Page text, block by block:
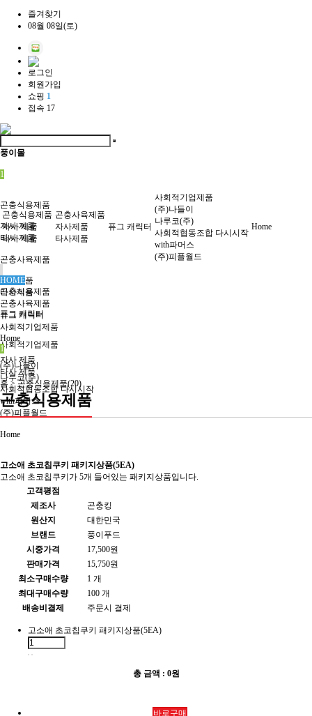
즐겨찾기
08월 08일(토)
로그인
회원가입
쇼핑 1
접속 17
풍이몰
1
곤충식용제품
자사 제품
타사 제품
곤충사육제품
자사제품
타사제품
퓨그 캐릭터
사회적기업제품
(주)나들이
나루코(주)
사회적협동조합 다시시작
with파머스
(주)피플월드
Home
곤충식용제품
자사 제품
타사 제품
곤충사육제품
자사제품
타사제품
퓨그 캐릭터
사회적기업제품
(주)나들이
나루코(주)
사회적협동조합 다시시작
with파머스
(주)피플월드
Home
HOME
곤충식용제품
곤충사육제품
퓨그 캐릭터
사회적기업제품
Home
1
자사 제품
타사 제품
홈 > 곤충식용제품(20)
곤충식용제품
고소애 초코칩쿠키 패키지상품(5EA)
고소애 초코칩쿠키가 5개 들어있는 패키지상품입니다.
고객평점
제조사
곤충킹
원산지
대한민국
브랜드
풍이푸드
시중가격
17,500원
판매가격
15,750원
최소구매수량
1 개
최대구매수량
100 개
배송비결제
주문시 결제
고소애 초코칩쿠키 패키지상품(5EA)
총 금액 : 0원